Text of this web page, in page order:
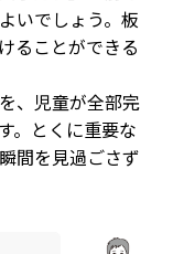
いでしょう。板
ることができる
、児童が全部完
。とくに重要な
間を見過ごさず